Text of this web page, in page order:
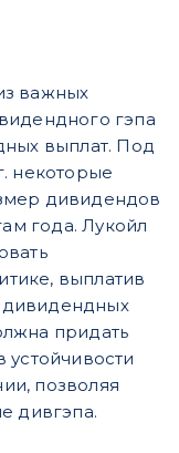
важных
гэпа
выплат. Под
некоторые
дивидендов
года. Лукойл
выплатив
дивидендных
придать
устойчивости
позволяя
дивгэпа.